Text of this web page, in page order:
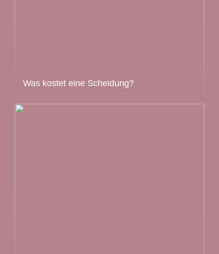
Was kostet eine Scheidung?